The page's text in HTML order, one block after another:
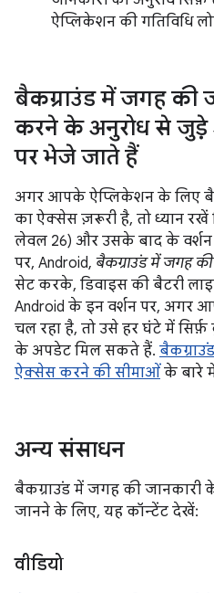
ऐप्लिकेशन की गतिविधि
बैकग्राउंड में जगह की
करने के अनुरोध से जुड़े
पर भेजे जाते हैं
अगर आपके ऐप्लिकेशन के लिए
का ऐक्सेस ज़रूरी है, तो ध्यान
लेवल 26) और उसके बाद के वर्शन
पर, Android, बैकग्राउंड में जगह
सेट करके, डिवाइस की बैटरी
Android के इन वर्शन पर, अगर
चल रहा है, तो उसे हर घंटे में
के अपडेट मिल सकते हैं.
ऐक्सेस करने की सीमाओं के बारे
अन्य संसाधन
बैकग्राउंड में जगह की जानकारी
जानने के लिए, यह कॉन्टेंट देखें:
वीडियो